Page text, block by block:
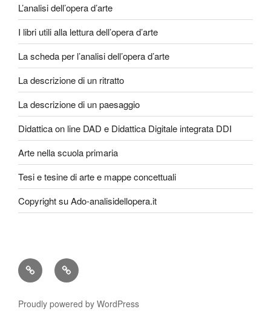
L’analisi dell’opera d’arte
I libri utili alla lettura dell’opera d’arte
La scheda per l’analisi dell’opera d’arte
La descrizione di un ritratto
La descrizione di un paesaggio
Didattica on line DAD e Didattica Digitale integrata DDI
Arte nella scuola primaria
Tesi e tesine di arte e mappe concettuali
Copyright su Ado-analisidellopera.it
Privacy
Policy
Cookie
Poicy
Proudly powered by WordPress